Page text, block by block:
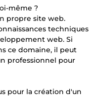
même ?
propre site web.
techniques
web. Si
ce domaine, il peut
professionnel pour
pour la création d'un